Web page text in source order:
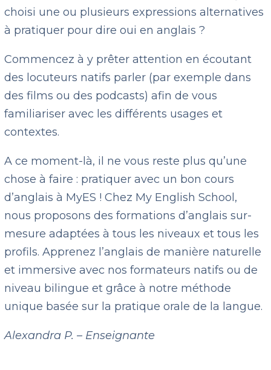
choisi une ou plusieurs expressions alternatives
à pratiquer pour dire oui en anglais ?
Commencez à y prêter attention en écoutant
des locuteurs natifs parler (par exemple dans
des films ou des podcasts) afin de vous
familiariser avec les différents usages et
contextes.
A ce moment-là, il ne vous reste plus qu’une
chose à faire : pratiquer avec un bon cours
d’anglais à MyES ! Chez My English School,
nous proposons des formations d’anglais sur-
mesure adaptées à tous les niveaux et tous les
profils. Apprenez l’anglais de manière naturelle
et immersive avec nos formateurs natifs ou de
niveau bilingue et grâce à notre méthode
unique basée sur la pratique orale de la langue.
Alexandra P. – Enseignante